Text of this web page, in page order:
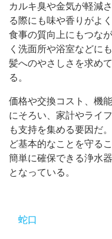
カルキ臭や金気が軽減
る際にも味や香りがよ
食事の質向上にもつな
く洗面所や浴室などに
髪へのやさしさを求め
る。
価格や交換コスト、機
にそろい、家計やライ
も支持を集める要因だ
ど基本的なことを守る
簡単に確保できる浄水
となっている。
蛇口